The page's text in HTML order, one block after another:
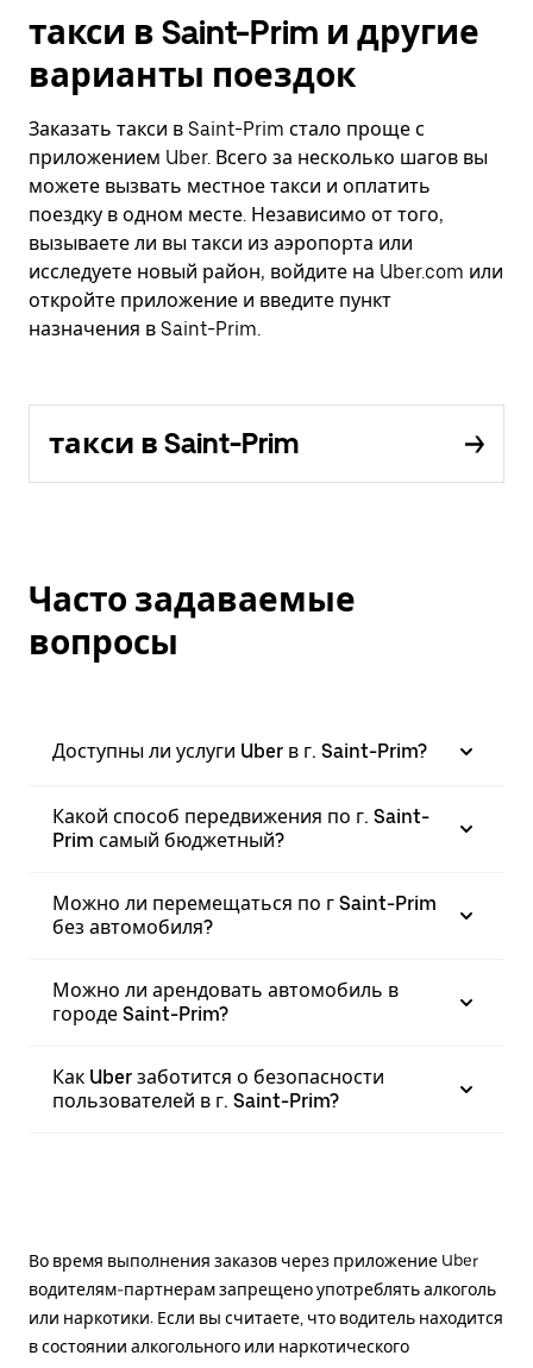
такси в Saint-Prim и другие
варианты поездок
Заказать такси в Saint-Prim стало проще с
приложением Uber. Всего за несколько шагов вы
можете вызвать местное такси и оплатить
поездку в одном месте. Независимо от того,
вызываете ли вы такси из аэропорта или
исследуете новый район, войдите на Uber.com или
откройте приложение и введите пункт
назначения в Saint-Prim.
такси в Saint-Prim
Часто задаваемые
вопросы
Доступны ли услуги Uber в г. Saint-Prim?
Какой способ передвижения по г. Saint-
Prim самый бюджетный?
Можно ли перемещаться по г Saint-Prim
без автомобиля?
Можно ли арендовать автомобиль в
городе Saint-Prim?
Как Uber заботится о безопасности
пользователей в г. Saint-Prim?
Во время выполнения заказов через приложение Uber
водителям-партнерам запрещено употреблять алкоголь
или наркотики. Если вы считаете, что водитель находится
в состоянии алкогольного или наркотического